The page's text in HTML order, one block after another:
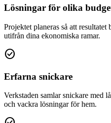
Lösningar för olika
Projektet planeras så att
utifrån dina ekonomiska ramar.
check_circle
Erfarna snickare
Verkstaden samlar snickare med
och vackra lösningar för hem.